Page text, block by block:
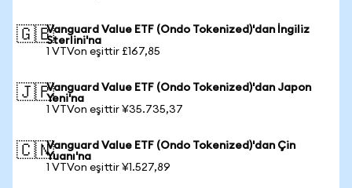
🇬🇧Vanguard Value ETF (Ondo Tokenized)'dan İngiliz
Sterlini'na
1 VTVon eşittir £167,85
🇯🇵Vanguard Value ETF (Ondo Tokenized)'dan Japon
Yeni'na
1 VTVon eşittir ¥35.735,37
🇨🇳Vanguard Value ETF (Ondo Tokenized)'dan Çin
Yuanı'na
1 VTVon eşittir ¥1.527,89